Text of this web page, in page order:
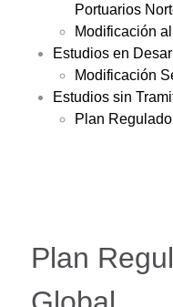
Portuarios
Modificación
Estudios en
Modificación
Estudios sin
Plan
Plan